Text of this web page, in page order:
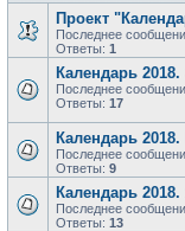
Проект
Последнее
Ответы: 1
Календарь
Последнее
Ответы: 17
Календарь 2018.
Последнее
Ответы: 9
Календарь
Последнее
Ответы: 13